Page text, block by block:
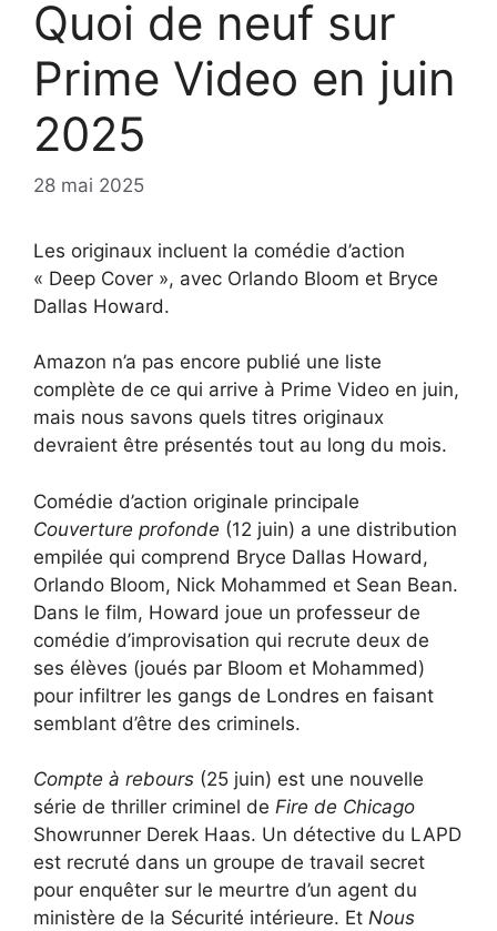
Quoi de neuf sur
Prime Video en juin
2025
28 mai 2025
Les originaux incluent la comédie d’action
« Deep Cover », avec Orlando Bloom et Bryce
Dallas Howard.
Amazon n’a pas encore publié une liste
complète de ce qui arrive à Prime Video en juin,
mais nous savons quels titres originaux
devraient être présentés tout au long du mois.
Comédie d’action originale principale
Couverture profonde (12 juin) a une distribution
empilée qui comprend Bryce Dallas Howard,
Orlando Bloom, Nick Mohammed et Sean Bean.
Dans le film, Howard joue un professeur de
comédie d’improvisation qui recrute deux de
ses élèves (joués par Bloom et Mohammed)
pour infiltrer les gangs de Londres en faisant
semblant d’être des criminels.
Compte à rebours (25 juin) est une nouvelle
série de thriller criminel de Fire de Chicago
Showrunner Derek Haas. Un détective du LAPD
est recruté dans un groupe de travail secret
pour enquêter sur le meurtre d’un agent du
ministère de la Sécurité intérieure. Et Nous